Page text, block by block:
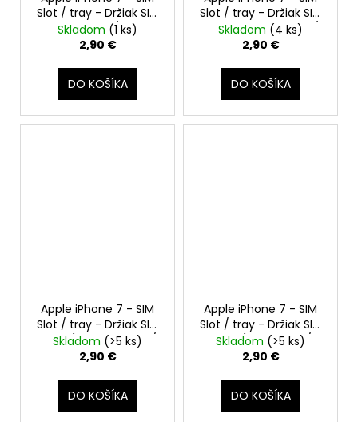
Slot / tray - Držiak SIM
karty (Čierny / Space
Gray)
Skladom (1 ks)
2,90 €
DO KOŠÍKA
Slot / tray - Držiak SIM
karty (Lesklá čierna /
Jet Black)
Skladom (4 ks)
2,90 €
DO KOŠÍKA
Apple iPhone 7 - SIM
Slot / tray - Držiak SIM
karty (Ružovo-zlatý /
Rose Gold)
Skladom (>5 ks)
2,90 €
DO KOŠÍKA
Apple iPhone 7 - SIM
Slot / tray - Držiak SIM
karty (Strieborný /
Silver)
Skladom (>5 ks)
2,90 €
DO KOŠÍKA